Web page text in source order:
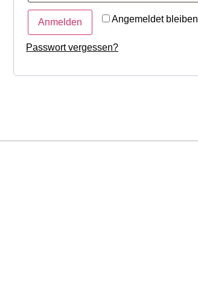
Angemeldet bleiben
Anmelden
Passwort vergessen?